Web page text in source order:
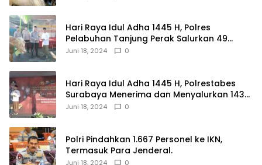
Hari Raya Idul Adha 1445 H, Polres
Pelabuhan Tanjung Perak Salurkan 49
Hewan Korban.
Juni 18, 2024 0
Hari Raya Idul Adha 1445 H, Polrestabes
Surabaya Menerima dan Menyalurkan 143
Hewan Kurban
Juni 18, 2024 0
Polri Pindahkan 1.667 Personel ke IKN,
Termasuk Para Jenderal.
Juni 18, 2024 0